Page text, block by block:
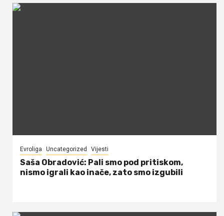
Evroliga Uncategorized Vijesti
Saša Obradović: Pali smo pod pritiskom,
nismo igrali kao inače, zato smo izgubili